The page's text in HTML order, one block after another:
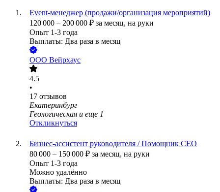
Event-менеджер (продажи/организация мероприятий)
120 000 – 200 000 ₽ за месяц, на руки
Опыт 1-3 года
Выплаты: Два раза в месяц
ООО Вейрхаус
4.5
•
17 отзывов
Екатеринбург
Геологическая и еще 1
Откликнуться
Бизнес-ассистент руководителя / Помощник СЕО
80 000 – 150 000 ₽ за месяц, на руки
Опыт 1-3 года
Можно удалённо
Выплаты: Два раза в месяц